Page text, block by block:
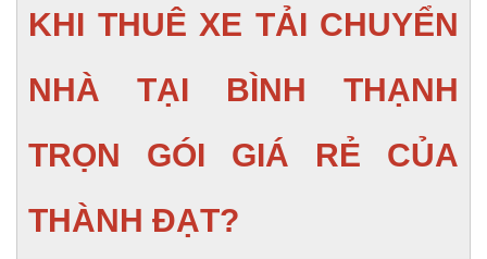
KHI THUÊ XE TẢI CHUYỂN
NHÀ TẠI BÌNH THẠNH
TRỌN GÓI GIÁ RẺ CỦA
THÀNH ĐẠT?